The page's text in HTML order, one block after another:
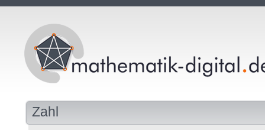
Zahl